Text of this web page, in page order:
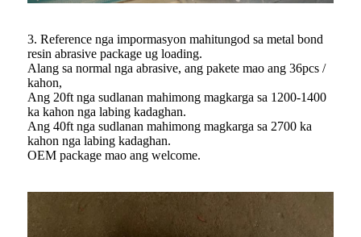
3. Reference nga impormasyon mahitungod sa metal bond
resin abrasive package ug loading.
Alang sa normal nga abrasive, ang pakete mao ang 36pcs /
kahon,
Ang 20ft nga sudlanan mahimong magkarga sa 1200-1400
ka kahon nga labing kadaghan.
Ang 40ft nga sudlanan mahimong magkarga sa 2700 ka
kahon nga labing kadaghan.
OEM package mao ang welcome.